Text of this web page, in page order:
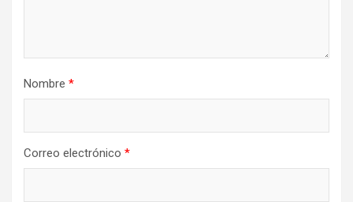
Nombre *
Correo electrónico *